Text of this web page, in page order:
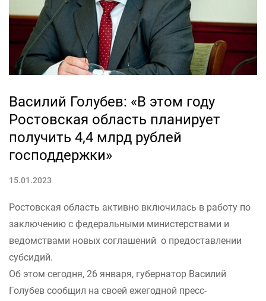
Василий Голубев: «В этом году
Ростовская область планирует
получить 4,4 млрд рублей
господдержки»
15.01.2023
Ростовская область активно включилась в работу по
заключению с федеральными министерствами и
ведомствами новых соглашений о предоставлении
субсидий.
Об этом сегодня, 26 января, губернатор Василий
Голубев сообщил на своей ежегодной пресс-